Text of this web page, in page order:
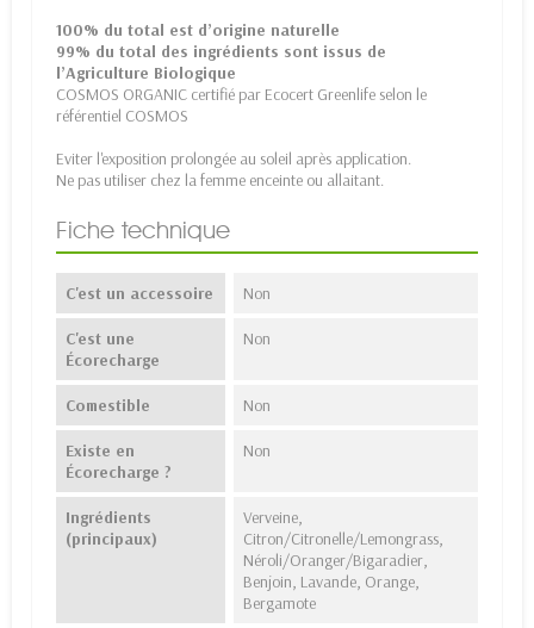
100% du total est d’origine naturelle
99% du total des ingrédients sont issus de
l’Agriculture Biologique
COSMOS ORGANIC certifié par Ecocert Greenlife selon le
référentiel COSMOS
Eviter l'exposition prolongée au soleil après application.
Ne pas utiliser chez la femme enceinte ou allaitant.
Fiche technique
C'est un accessoire Non
C'est une
Écorecharge
Non
Comestible Non
Existe en
Écorecharge ?
Non
Ingrédients
(principaux)
Verveine,
Citron/Citronelle/Lemongrass,
Néroli/Oranger/Bigaradier,
Benjoin, Lavande, Orange,
Bergamote